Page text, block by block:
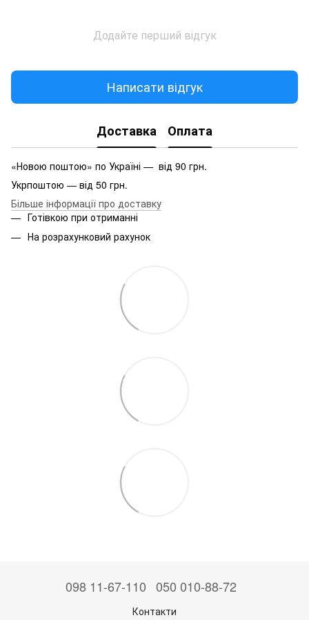
Додайте перший відгук
Написати відгук
Доставка Оплата
«Новою поштою» по Україні — від 90 грн.
Укрпоштою — від 50 грн.
Більше інформації про доставку
Готівкою при отриманні
На розрахунковий рахунок
098 11-67-110 050 010-88-72
Контакти